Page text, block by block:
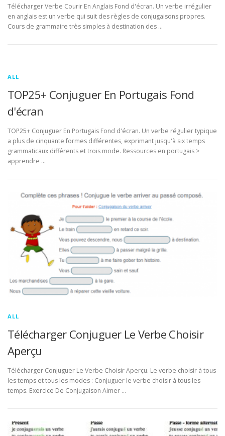
Télécharger Verbe Courir En Anglais Fond d'écran. Un verbe irrégulier
en anglais est un verbe qui suit des règles de conjugaisons propres.
Cours de grammaire très simples à destination des …
ALL
TOP25+ Conjuguer En Portugais Fond
d'écran
TOP25+ Conjuguer En Portugais Fond d'écran. Un verbe régulier typique
a plus de cinquante formes différentes, exprimant jusqu'à six temps
grammaticaux différents et trois mode. Ressources en portugais >
apprendre …
ALL
Télécharger Conjuguer Le Verbe Choisir
Aperçu
Télécharger Conjuguer Le Verbe Choisir Aperçu. Le verbe choisir à tous
les temps et tous les modes : Conjuguer le verbe choisir à tous les
temps. Exercice De Conjugaison Aimer …